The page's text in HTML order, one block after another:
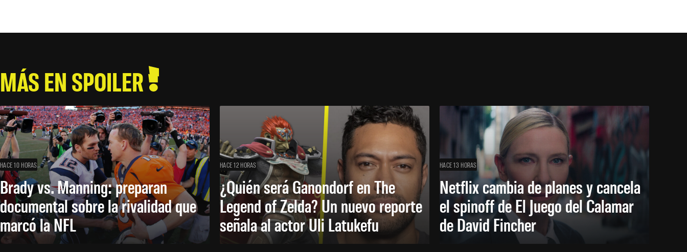
MÁS EN SPOILER
HACE 10 HORAS
Brady vs. Manning: preparan
documental sobre la rivalidad que
marcó la NFL
HACE 12 HORAS
¿Quién será Ganondorf en The
Legend of Zelda? Un nuevo reporte
señala al actor Uli Latukefu
HACE 13 HORAS
Netflix cambia de planes y cancela
el spinoff de El Juego del Calamar
de David Fincher